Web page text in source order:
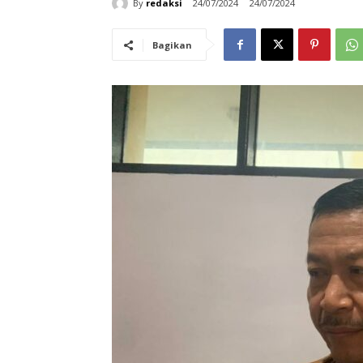
By redaksi 24/07/2024 24/07/2024
Bagikan